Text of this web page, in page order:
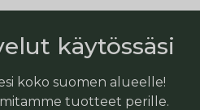
käytössäsi
koko suomen alueelle!
tuotteet perille.